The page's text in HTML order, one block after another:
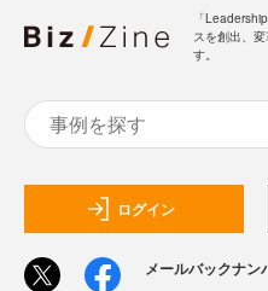
「
スを創出、
す。
ログイン
メールバックナン